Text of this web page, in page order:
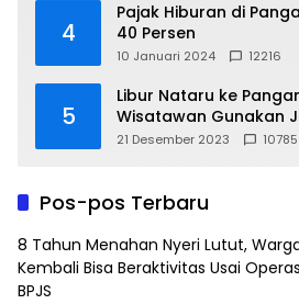
4
Pajak Hiburan di
40 Persen
10 Januari 2024 12216
5
Libur Nataru ke
Wisatawan Gunakan
21 Desember 2023 10785
Pos-pos Terbaru
8 Tahun Menahan Nyeri Lutut,
Kembali Bisa Beraktivitas Usai
BPJS